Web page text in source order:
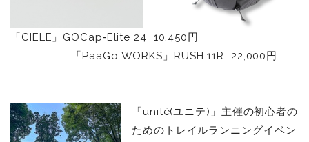
「CIELE」GOCap‐Elite 24 10,450円
「PaaGo WORKS」RUSH 11R 22,000円
「unité(ユニテ)」主催の初心者の
ためのトレイルランニングイベン